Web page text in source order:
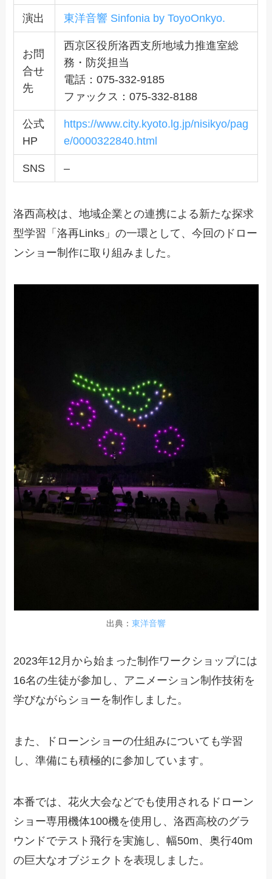
演出 東洋音響 Sinfonia by ToyoOnkyo.
お問
合せ
先
西京区役所洛西支所地域力推進室総
務・防災担当
電話：075-332-9185
ファックス：075-332-8188
公式
HP
https://www.city.kyoto.lg.jp/nisikyo/pag
e/0000322840.html
SNS –
洛西高校は、地域企業との連携による新たな探求
型学習「洛再Links」の一環として、今回のドロー
ンショー制作に取り組みました。
出典： 東洋音響
2023年12月から始まった制作ワークショップには
16名の生徒が参加し、アニメーション制作技術を
学びながらショーを制作しました。
また、ドローンショーの仕組みについても学習
し、準備にも積極的に参加しています。
本番では、花火大会などでも使用されるドローン
ショー専用機体100機を使用し、洛西高校のグラ
ウンドでテスト飛行を実施し、幅50m、奥行40m
の巨大なオブジェクトを表現しました。